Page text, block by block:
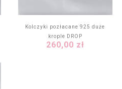
Kolczyki pozłacane 925 duże
krople DROP
Cena
260,00 zł